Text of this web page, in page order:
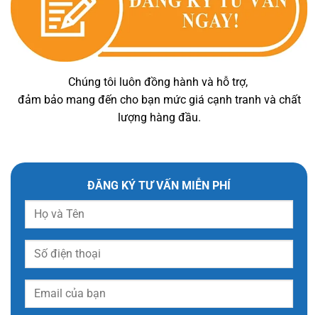
Chúng tôi luôn đồng hành và hỗ trợ,
đảm bảo mang đến cho bạn mức giá cạnh tranh và chất
lượng hàng đầu.
ĐĂNG KÝ TƯ VẤN MIỄN PHÍ